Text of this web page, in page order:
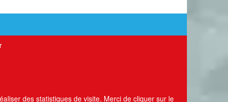
des statistiques de visite. Merci de cliquer sur le